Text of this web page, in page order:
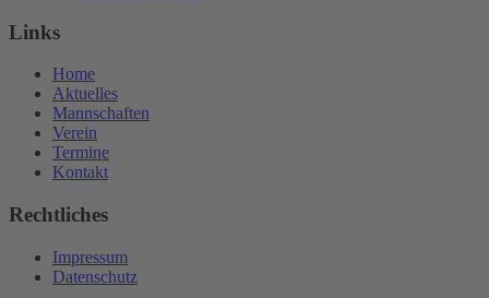
Links
Home
Aktuelles
Mannschaften
Verein
Termine
Kontakt
Rechtliches
Impressum
Datenschutz